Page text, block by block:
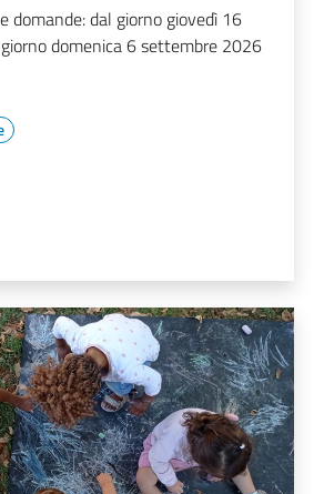
domande: dal giorno giovedì 16
domenica 6 settembre 2026